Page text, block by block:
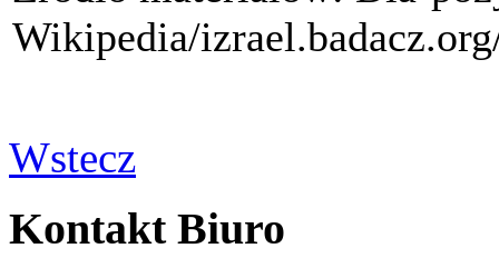
Wikipedia/
Wstecz
Kontakt Biuro